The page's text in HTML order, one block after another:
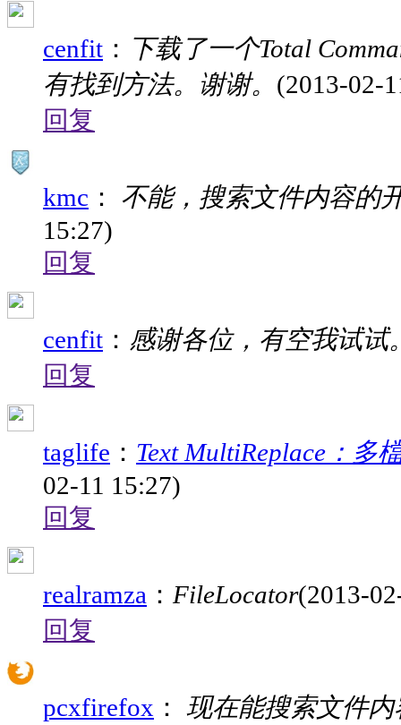
cenfit ： 下载了一个Total
有找到方法。谢谢。 (2013-02-
回复
kmc ：
不能，搜索文件内容的
15:27)
回复
cenfit ： 感谢各位，有空我试试
回复
taglife ： Text MultiReplace：多
02-11 15:27)
回复
realramza ： FileLocator(2013-
回复
pcxfirefox ： 现在能搜索文件